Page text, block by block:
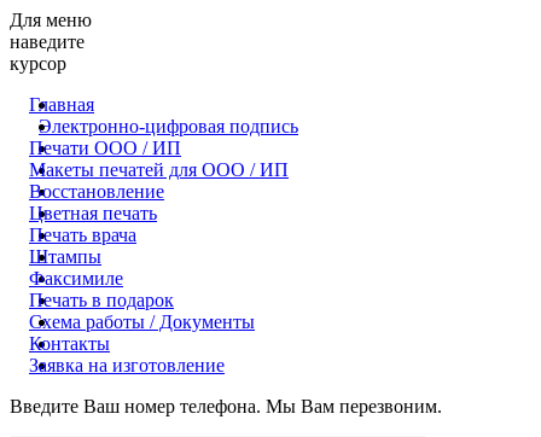
Для меню
наведите
курсор
Главная
Электронно-цифровая подпись
Печати ООО / ИП
Макеты печатей для OOO / ИП
Восстановление
Цветная печать
Печать врача
Штампы
Факсимиле
Печать в подарок
Схема работы / Документы
Контакты
Заявка на изготовление
Введите Ваш номер телефона. Мы Вам перезвоним.